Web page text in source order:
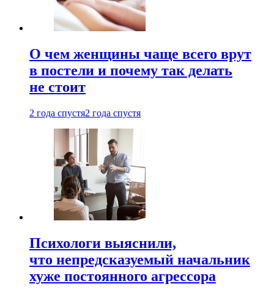
О чем женщины чаще всего врут
в постели и почему так делать
не стоит
2 года спустя2 года спустя
Психологи выяснили,
что непредсказуемый начальник
хуже постоянного агрессора